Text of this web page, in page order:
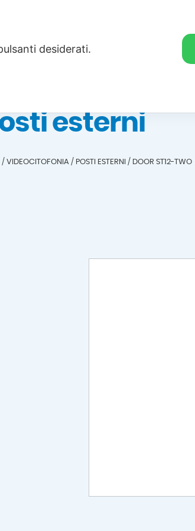
Download
esterni
/ VIDEOCITOFONIA / POSTI ESTERNI / DOOR ST12-TWO
desiderati.